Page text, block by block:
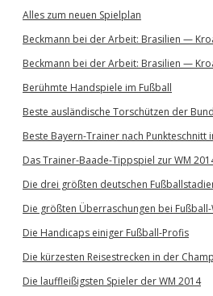
Alles zum neuen Spielplan
Beckmann bei der Arbeit: Brasilien —
Beckmann bei der Arbeit: Brasilien —
Berühmte Handspiele im Fußball
Beste ausländische Torschützen der
Beste Bayern-Trainer nach Punkteschnitt
Das Trainer-Baade-Tippspiel zur WM
Die drei größten deutschen
Die größten Überraschungen bei Fußball-
Die Handicaps einiger Fußball-Profis
Die kürzesten Reisestrecken in der
Die lauffleißigsten Spieler der WM 2014